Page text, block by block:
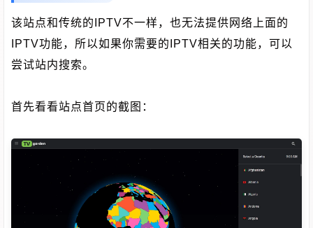
该站点和传统的IPTV不一样，也无法提供网络上面的
IPTV功能，所以如果你需要的IPTV相关的功能，可以
尝试站内搜索。
首先看看站点首页的截图：